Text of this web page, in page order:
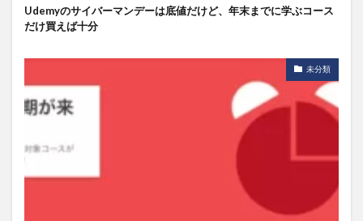
Udemyのサイバーマンデーは底値だけど、年末までに学ぶコース
だけ買えば十分
未分類